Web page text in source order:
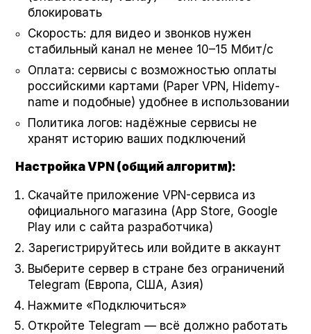
блокировать
Скорость: для видео и звонков нужен
стабильный канал не менее 10–15 Мбит/с
Оплата: сервисы с возможностью оплаты
российскими картами (Paper VPN, Hide­my­
name и подобные) удобнее в использовании
Политика логов: надёжные сервисы не
хранят историю ваших подключений
Настройка VPN (общий алгоритм):
Скачайте приложение VPN-сервиса из
официального магазина (App Store, Google
Play или с сайта разработчика)
Зарегистрируйтесь или войдите в аккаунт
Выберите сервер в стране без ограничений
Telegram (Европа, США, Азия)
Нажмите «Подключиться»
Откройте Telegram — всё должно работать